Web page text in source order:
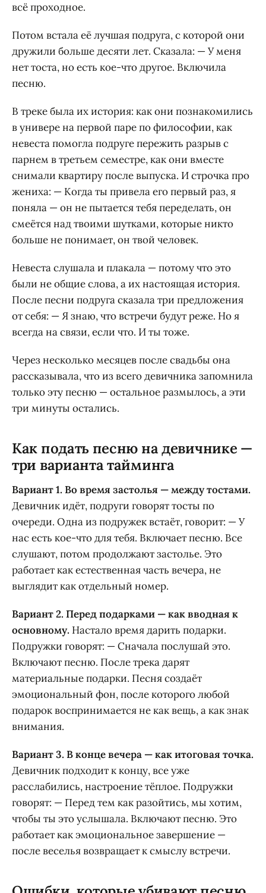
всё проходное.
Потом встала её лучшая подруга, с которой они
дружили больше десяти лет. Сказала: — У меня
нет тоста, но есть кое-что другое. Включила
песню.
В треке была их история: как они познакомились
в универе на первой паре по философии, как
невеста помогла подруге пережить разрыв с
парнем в третьем семестре, как они вместе
снимали квартиру после выпуска. И строчка про
жениха: — Когда ты привела его первый раз, я
поняла — он не пытается тебя переделать, он
смеётся над твоими шутками, которые никто
больше не понимает, он твой человек.
Невеста слушала и плакала — потому что это
были не общие слова, а их настоящая история.
После песни подруга сказала три предложения
от себя: — Я знаю, что встречи будут реже. Но я
всегда на связи, если что. И ты тоже.
Через несколько месяцев после свадьбы она
рассказывала, что из всего девичника запомнила
только эту песню — остальное размылось, а эти
три минуты остались.
Как подать песню на девичнике —
три варианта тайминга
Вариант 1. Во время застолья — между тостами.
Девичник идёт, подруги говорят тосты по
очереди. Одна из подружек встаёт, говорит: — У
нас есть кое-что для тебя. Включает песню. Все
слушают, потом продолжают застолье. Это
работает как естественная часть вечера, не
выглядит как отдельный номер.
Вариант 2. Перед подарками — как вводная к
основному. Настало время дарить подарки.
Подружки говорят: — Сначала послушай это.
Включают песню. После трека дарят
материальные подарки. Песня создаёт
эмоциональный фон, после которого любой
подарок воспринимается не как вещь, а как знак
внимания.
Вариант 3. В конце вечера — как итоговая точка.
Девичник подходит к концу, все уже
расслабились, настроение тёплое. Подружки
говорят: — Перед тем как разойтись, мы хотим,
чтобы ты это услышала. Включают песню. Это
работает как эмоциональное завершение —
после веселья возвращает к смыслу встречи.